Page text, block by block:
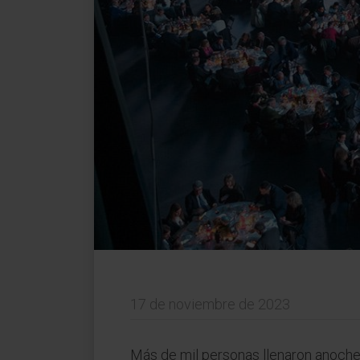
17 de noviembre de 2023
Más de mil personas llenaron